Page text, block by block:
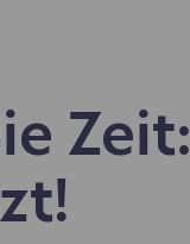
Zeit: